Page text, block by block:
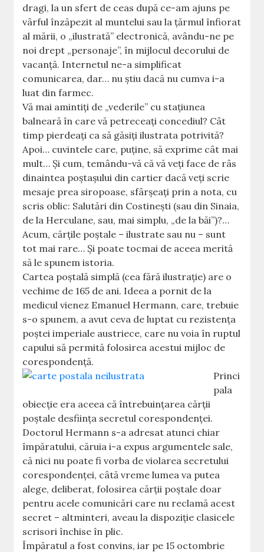
dragi, la un sfert de ceas după ce-am ajuns pe
vârful înzăpezit al muntelui sau la ţărmul înfiorat
al mării, o „ilustrată” electronică, avându-ne pe
noi drept „personaje”, în mijlocul decorului de
vacanţă. Internetul ne-a simplificat
comunicarea, dar… nu ştiu dacă nu cumva i-a
luat din farmec.
Vă mai amintiţi de „vederile” cu staţiunea
balneară în care vă petreceaţi concediul? Cât
timp pierdeaţi ca să găsiţi ilustrata potrivită?
Apoi… cuvintele care, puţine, să exprime cât mai
mult… Şi cum, temându-vă că vă veţi face de râs
dinaintea poştaşului din cartier dacă veţi scrie
mesaje prea siropoase, sfârşeaţi prin a nota, cu
scris oblic: Salutări din Costineşti (sau din Sinaia,
de la Herculane, sau, mai simplu, „de la băi”)?…
Acum, cărţile poştale – ilustrate sau nu – sunt
tot mai rare… Şi poate tocmai de aceea merită
să le spunem istoria.
Cartea poştală simplă (cea fără ilustraţie) are o
vechime de 165 de ani. Ideea a pornit de la
medicul vienez Emanuel Hermann, care, trebuie
s-o spunem, a avut ceva de luptat cu rezistenţa
poştei imperiale austriece, care nu voia în ruptul
capului să permită folosirea acestui mijloc de
corespondenţă.
Princi
pala
obiecţie era aceea că întrebuinţarea cărţii
poştale desfiinţa secretul corespondenţei.
Doctorul Hermann s-a adresat atunci chiar
împăratului, căruia i-a expus argumentele sale,
că nici nu poate fi vorba de violarea secretului
corespondenţei, câtă vreme lumea va putea
alege, deliberat, folosirea cărţii poştale doar
pentru acele comunicări care nu reclamă acest
secret – altminteri, aveau la dispoziţie clasicele
scrisori închise în plic.
Împăratul a fost convins, iar pe 15 octombrie